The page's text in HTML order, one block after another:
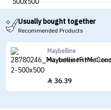
Usually bought together
Recommended Products
Maybelline
Maybelline Fit Me
 36.39